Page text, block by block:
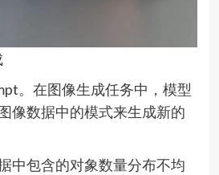
。在图像生成任务中，模型
像数据中的模式来生成新的
中包含的对象数量分布不均